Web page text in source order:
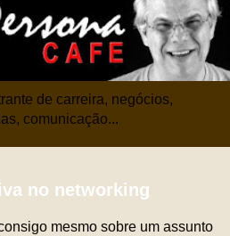
de carreira, negócios,
comunicação...
no networking
mesmo sobre um assunto